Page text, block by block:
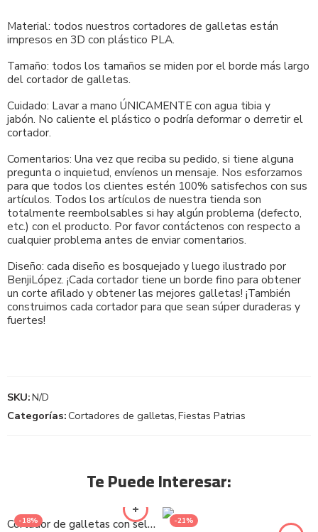
Material: todos nuestros cortadores de galletas están
impresos en 3D con plástico PLA.
Tamaño: todos los tamaños se miden por el borde más largo
del cortador de galletas.
Cuidado: Lavar a mano ÚNICAMENTE con agua tibia y
jabón. No caliente el plástico o podría deformar o derretir el
cortador.
Comentarios: Una vez que reciba su pedido, si tiene alguna
pregunta o inquietud, envíenos un mensaje. Nos esforzamos
para que todos los clientes estén 100% satisfechos con sus
artículos. Todos los artículos de nuestra tienda son
totalmente reembolsables si hay algún problema (defecto,
etc.) con el producto. Por favor contáctenos con respecto a
cualquier problema antes de enviar comentarios.
Diseño: cada diseño es bosquejado y luego ilustrado por
BenjiLópez. ¡Cada cortador tiene un borde fino para obtener
un corte afilado y obtener las mejores galletas! ¡También
construimos cada cortador para que sean súper duraderas y
fuertes!
SKU:N/D
Categorías:Cortadores de galletas,Fiestas Patrias
Te Puede Interesar:
-18% Cortador de galletas con sello – Pawpatrol Escudo -21%